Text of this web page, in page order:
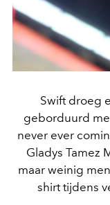
Swift droeg
geborduurd
never ever
Gladys Tamez
maar weinig
shirt tijdens